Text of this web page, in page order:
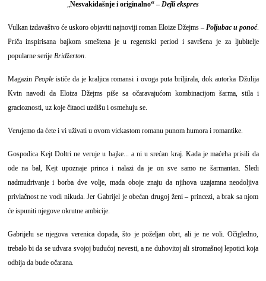
„Nesvakidašnje i originalno“ – Dejli ekspres
Vulkan izdavaštvo će uskoro objaviti najnoviji roman Eloize Džejms – Poljubac u ponoć.
Priča inspirisana bajkom smeštena je u regentski period i savršena je za ljubitelje
popularne serije Bridžerton.
Magazin Peopleističe da je kraljica romansi i ovoga puta briljirala, dok autorka Džulija
Kvin navodi da Eloiza Džejms piše sa očaravajućom kombinacijom šarma, stila i
gracioznosti, uz koje čitaoci uzdišu i osmehuju se.
Verujemo da ćete i vi uživati u ovom vickastom romanu punom humora i romantike.
Gospođica Kejt Doltri ne veruje u bajke... a ni u srećan kraj. Kada je maćeha prisili da
ode na bal, Kejt upoznaje princa i nalazi da je on sve samo ne šarmantan. Sledi
nadmudrivanje i borba dve volje, mada oboje znaju da njihova uzajamna neodoljiva
privlačnost ne vodi nikuda. Jer Gabrijel je obećan drugoj ženi – princezi, a brak sa njom
će ispuniti njegove okrutne ambicije.
Gabrijelu se njegova verenica dopada, što je poželjan obrt, ali je ne voli. Očigledno,
trebalo bi da se udvara svojoj budućoj nevesti, a ne duhovitoj ali siromašnoj lepotici koja
odbija da bude očarana.